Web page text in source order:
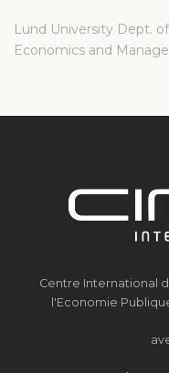
Lund University Dept.
Economics and
Centre International
l'Economie